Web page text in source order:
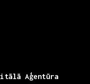
Aģentūra